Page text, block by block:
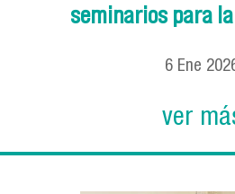
seminarios para
6 Ene
ver